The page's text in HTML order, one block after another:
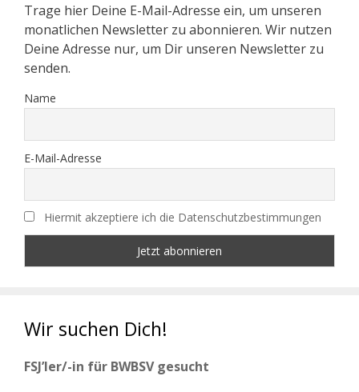
Trage hier Deine E-Mail-Adresse ein, um unseren
monatlichen Newsletter zu abonnieren. Wir nutzen
Deine Adresse nur, um Dir unseren Newsletter zu
senden.
Name
E-Mail-Adresse
Hiermit akzeptiere ich die Datenschutzbestimmungen
Wir suchen Dich!
FSJ’ler/-in für BWBSV gesucht